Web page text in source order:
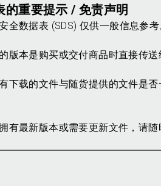
的重要提示 / 免责声明
全数据表 (SDS) 仅供一般信息参
版本是购买或交付商品时直接传
下载的文件与随货提供的文件是
有最新版本或需要更新文件，请